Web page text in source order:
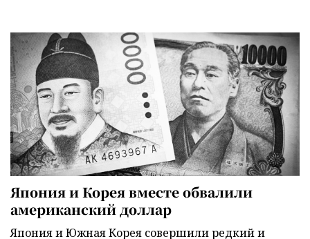
Япония и Корея вместе обвалили
американский доллар
Япония и Южная Корея совершили редкий и